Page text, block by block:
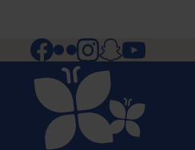
Facebook
FlickrInstagram
Snapchat